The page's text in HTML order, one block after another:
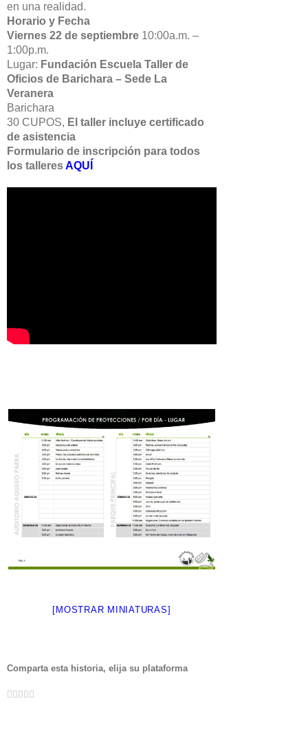
en una realidad.
Horario y Fecha
Viernes 22 de septiembre 10:00a.m. –
1:00p.m.
Lugar: Fundación Escuela Taller de
Oficios de Barichara – Sede La
Veranera
Barichara
30 CUPOS, El taller incluye certificado
de asistencia
Formulario de inscripción para todos
los talleresAQUÍ
[MOSTRAR MINIATURAS]
Comparta esta historia, elija su plataforma
Facebook
Twitter
Whatsapp
Google+
Pinterest